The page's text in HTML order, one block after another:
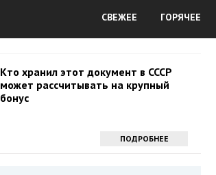
СВЕЖЕЕ ГОРЯЧЕЕ
Кто хранил этот документ в СССР
может рассчитывать на крупный
бонус
ПОДРОБНЕЕ